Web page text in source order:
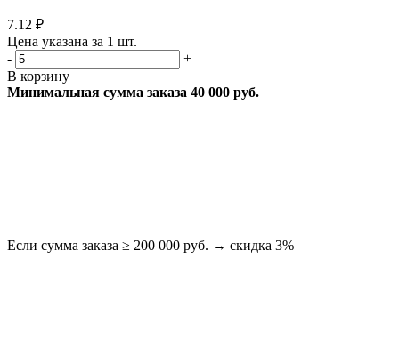
7.12 ₽
Цена указана за 1 шт.
-
+
В корзину
Минимальная сумма заказа 40 000 руб.
Если сумма заказа ≥ 200 000 руб. → скидка 3%